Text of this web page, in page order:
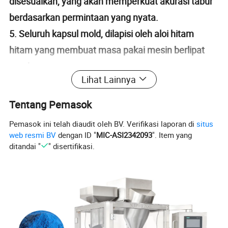
berdasarkan permintaan yang nyata.
5. Seluruh kapsul mold, dilapisi oleh aloi hitam
hitam yang membuat masa pakai mesin berlipat
Lihat Lainnya
Tentang Pemasok
Pemasok ini telah diaudit oleh BV. Verifikasi laporan disitus
web resmi BV dengan ID "MIC-ASI2342093". Item yang
ditandai "
" disertifikasi.